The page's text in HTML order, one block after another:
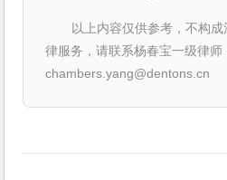
以上内容仅供参考，不构
律服务，请联系杨春宝一级律师
chambers.yang@dentons.cn